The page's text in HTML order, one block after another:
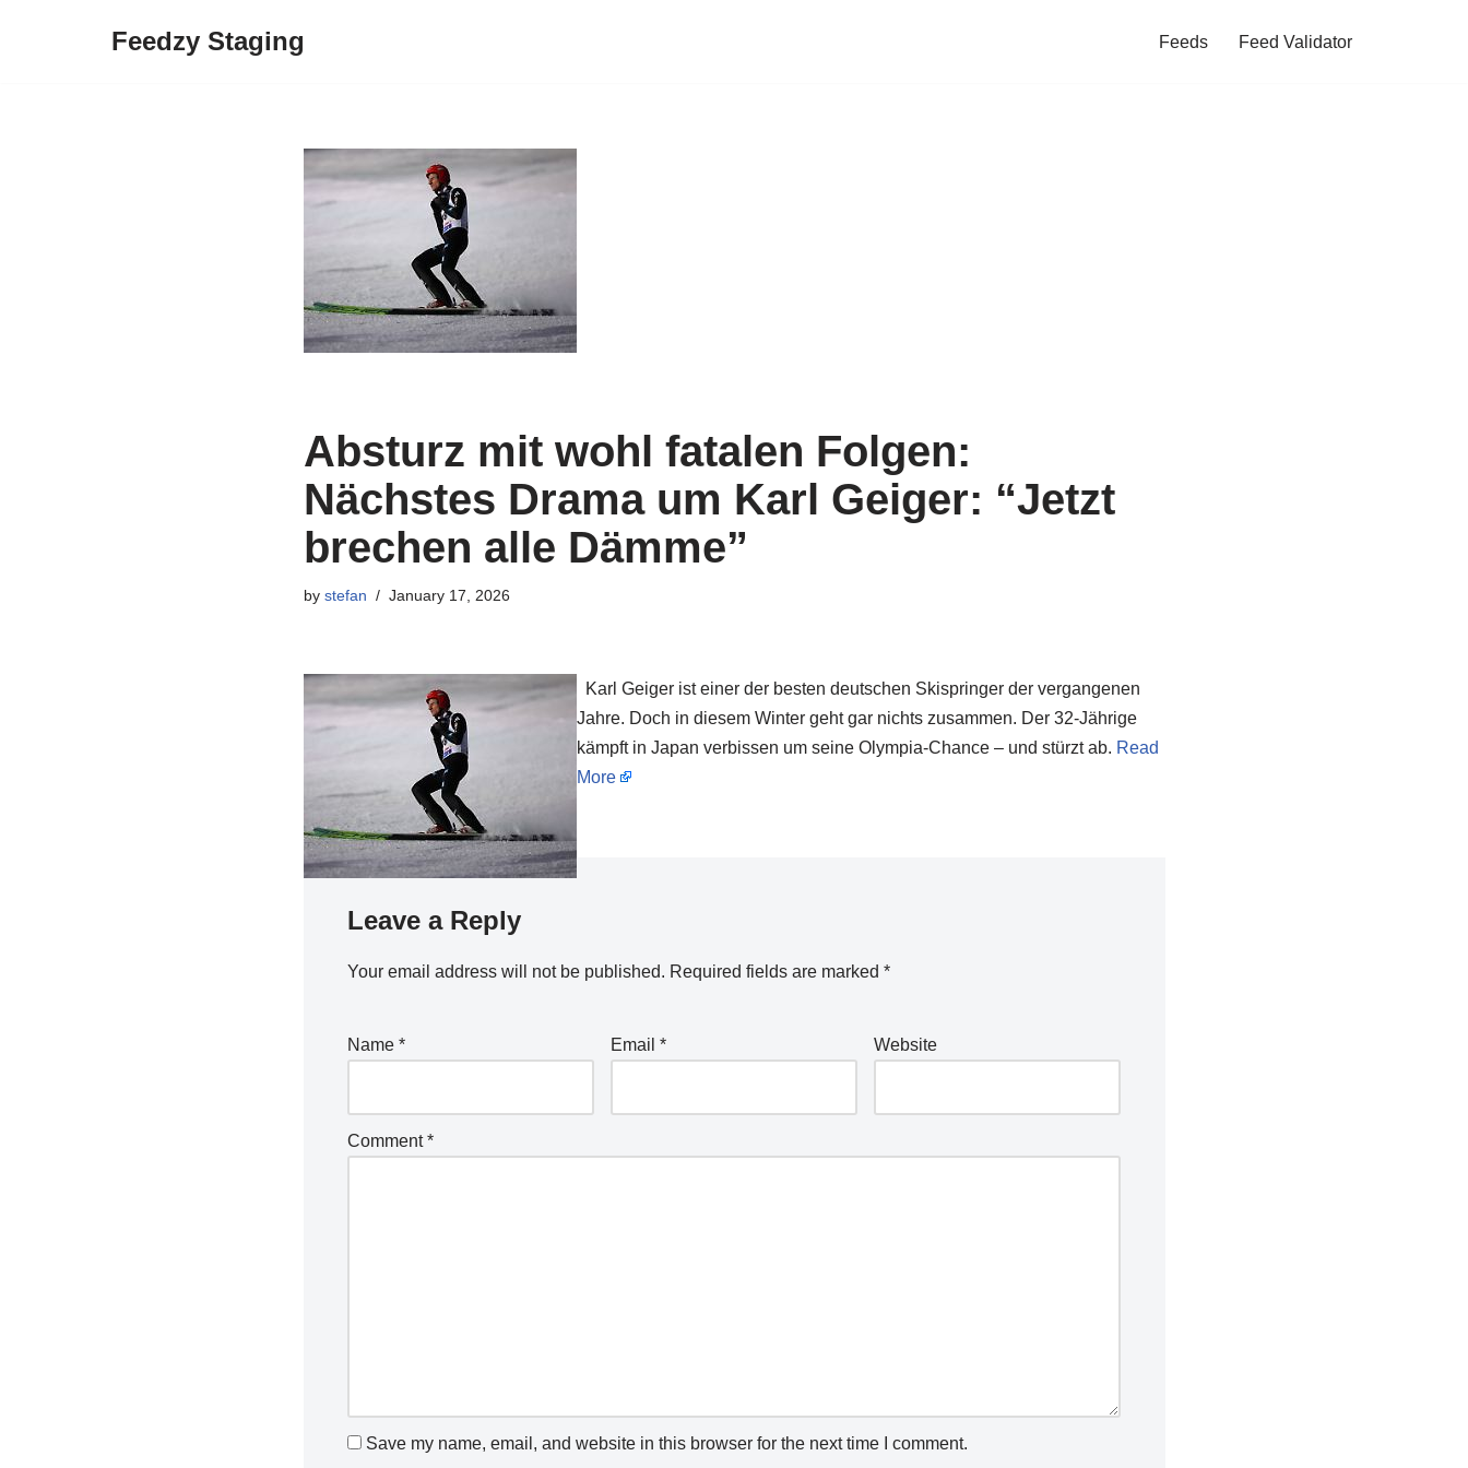
Feedzy Staging Feeds Feed Validator
Absturz mit wohl fatalen Folgen:
Nächstes Drama um Karl Geiger: “Jetzt
brechen alle Dämme”
by stefan January 17, 2026
Karl Geiger ist einer der besten deutschen Skispringer der vergangenen
Jahre. Doch in diesem Winter geht gar nichts zusammen. Der 32-Jährige
kämpft in Japan verbissen um seine Olympia-Chance – und stürzt ab. Read
More
Leave a Reply
Your email address will not be published. Required fields are marked *
Name * Email * Website
Comment*
Save my name, email, and website in this browser for the next time I comment.